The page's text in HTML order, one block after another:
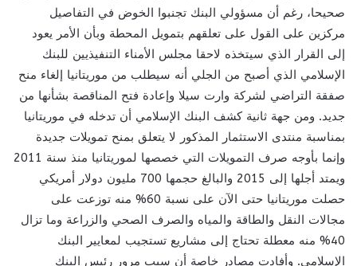
صحيحا، رغم أن مسؤولي البنك تجنبوا الخوض في التفاصيل
مركزين على القول على تعلقهم بتمويل المحطة وبأن الأمر يعود
إلى القرار الذي سيتخذه لاحقا مجلس الأمناء التنفيذيين للبنك
الإسلامي الذي أصبح من الجلي أنه سيطلب من موريتانيا إلغاء منح
صفقة التراضي لشركة وارت سيلا وإعادة فتح المناقصة بشأنها من
جديد. ومن جهة ثانية كشف البنك الإسلامي أن تدخله في موريتانيا
بمناسبة منتدى الاستثمار المذكور لا يتعلق بمنح تمويلات جديدة
وإنما بأوجه صرف التمويلات التي خصصها لموريتانيا منذ سنة 2011
ويمتد أجلها إلى 2015 والبالغ حجمها 700 مليون دولار أمريكي
حصلت موريتانيا حتى الآن على نسبة 60% منه توزعت على
مجالات النقل والطاقة والمياه والصرف الصحي والزراعة وما تزال
40% منه معطلة تحتاج إلى مشاريع تستجيب لمعايير البنك
الإسلامي. وأفادت مصادر خاصة أن سبب مرور رئيس البنك